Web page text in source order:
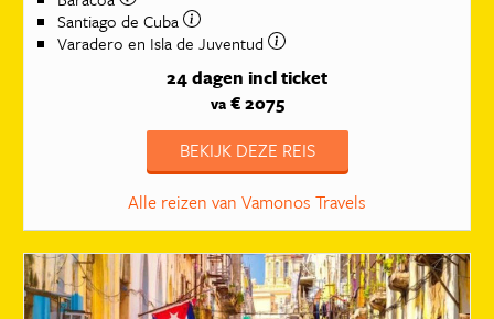
Santiago de Cuba
Varadero en Isla de Juventud
24 dagen incl ticket
va€ 2075
BEKIJK DEZE REIS
Alle reizen van Vamonos Travels